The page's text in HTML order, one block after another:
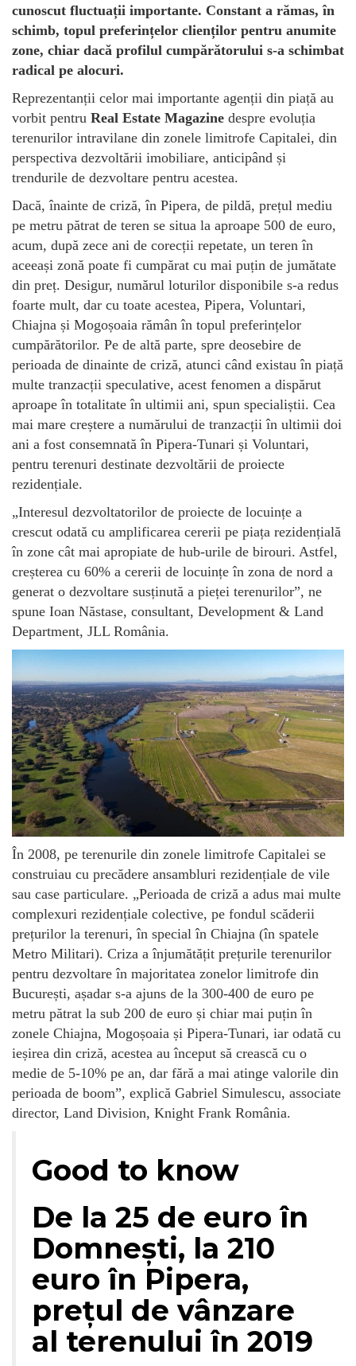
cunoscut fluctuații importante. Constant a rămas, în
schimb, topul preferințelor clienților pentru anumite
zone, chiar dacă profilul cumpărătorului s-a schimbat
radical pe alocuri.
Reprezentanții celor mai importante agenții din piață au
vorbit pentru Real Estate Magazine despre evoluția
terenurilor intravilane din zonele limitrofe Capitalei, din
perspectiva dezvoltării imobiliare, anticipând și
trendurile de dezvoltare pentru acestea.
Dacă, înainte de criză, în Pipera, de pildă, prețul mediu
pe metru pătrat de teren se situa la aproape 500 de euro,
acum, după zece ani de corecții repetate, un teren în
aceeași zonă poate fi cumpărat cu mai puțin de jumătate
din preț. Desigur, numărul loturilor disponibile s-a redus
foarte mult, dar cu toate acestea, Pipera, Voluntari,
Chiajna și Mogoșoaia rămân în topul preferințelor
cumpărătorilor. Pe de altă parte, spre deosebire de
perioada de dinainte de criză, atunci când existau în piață
multe tranzacții speculative, acest fenomen a dispărut
aproape în totalitate în ultimii ani, spun specialiștii. Cea
mai mare creștere a numărului de tranzacții în ultimii doi
ani a fost consemnată în Pipera-Tunari și Voluntari,
pentru terenuri destinate dezvoltării de proiecte
rezidențiale.
„Interesul dezvoltatorilor de proiecte de locuințe a
crescut odată cu amplificarea cererii pe piața rezidențială
în zone cât mai apropiate de hub-urile de birouri. Astfel,
creșterea cu 60% a cererii de locuințe în zona de nord a
generat o dezvoltare susținută a pieței terenurilor”, ne
spune Ioan Năstase, consultant, Development & Land
Department, JLL România.
În 2008, pe terenurile din zonele limitrofe Capitalei se
construiau cu precădere ansambluri rezidențiale de vile
sau case particulare. „Perioada de criză a adus mai multe
complexuri rezidențiale colective, pe fondul scăderii
prețurilor la terenuri, în special în Chiajna (în spatele
Metro Militari). Criza a înjumătățit prețurile terenurilor
pentru dezvoltare în majoritatea zonelor limitrofe din
București, așadar s-a ajuns de la 300-400 de euro pe
metru pătrat la sub 200 de euro și chiar mai puțin în
zonele Chiajna, Mogoșoaia și Pipera-Tunari, iar odată cu
ieșirea din criză, acestea au început să crească cu o
medie de 5-10% pe an, dar fără a mai atinge valorile din
perioada de boom”, explică Gabriel Simulescu, associate
director, Land Division, Knight Frank România.
Good to know
De la 25 de euro în
Domnești, la 210
euro în Pipera,
prețul de vânzare
al terenului în 2019